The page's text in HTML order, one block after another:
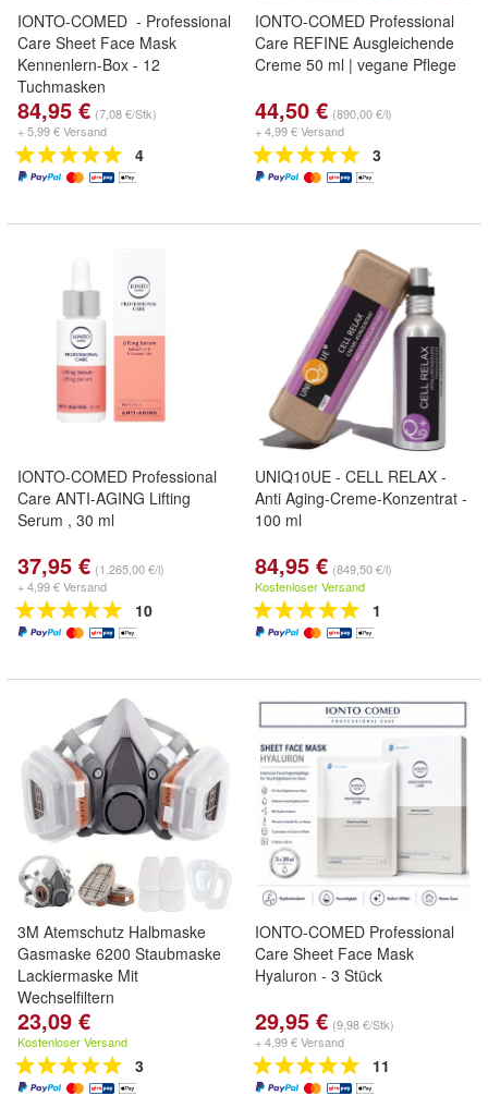
IONTO-COMED - Professional
Care Sheet Face Mask
Kennenlern-Box - 12
Tuchmasken
84,95 € (7,08 €/Stk)
+ 5,99 € Versand
4
IONTO-COMED Professional
Care REFINE Ausgleichende
Creme 50 ml | vegane Pflege
44,50 € (890,00 €/l)
+ 4,99 € Versand
3
IONTO-COMED Professional
Care ANTI-AGING Lifting
Serum , 30 ml
37,95 € (1.265,00 €/l)
+ 4,99 € Versand
10
UNIQ10UE - CELL RELAX -
Anti Aging-Creme-Konzentrat -
100 ml
84,95 € (849,50 €/l)
Kostenloser Versand
1
3M Atemschutz Halbmaske
Gasmaske 6200 Staubmaske
Lackiermaske Mit
Wechselfiltern
23,09 €
Kostenloser Versand
3
IONTO-COMED Professional
Care Sheet Face Mask
Hyaluron - 3 Stück
29,95 € (9,98 €/Stk)
+ 4,99 € Versand
11